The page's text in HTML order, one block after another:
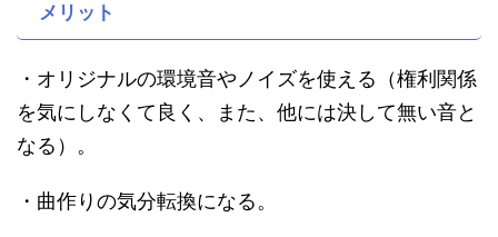
メリット
・オリジナルの環境音やノイズを使える（権利関係
を気にしなくて良く、また、他には決して無い音と
なる）。
・曲作りの気分転換になる。